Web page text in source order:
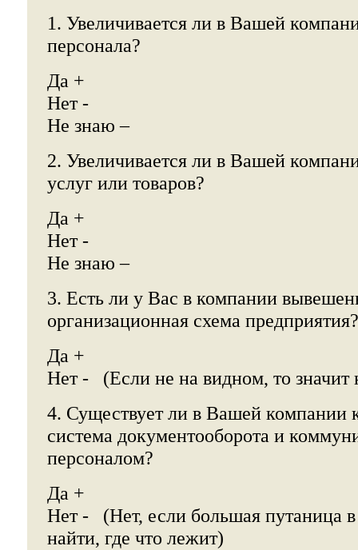
1. Увеличивается ли в Вашей
персонала?
Да +
Нет -
Не знаю –
2. Увеличивается ли в Вашей
услуг или товаров?
Да +
Нет -
Не знаю –
3. Есть ли у Вас в компании
организационная схема предприятия?
Да +
Нет - (Если не на видном, то значит
4. Существует ли в Вашей компании
система документооборота и
персоналом?
Да +
Нет - (Нет, если большая путаница
найти, где что лежит)